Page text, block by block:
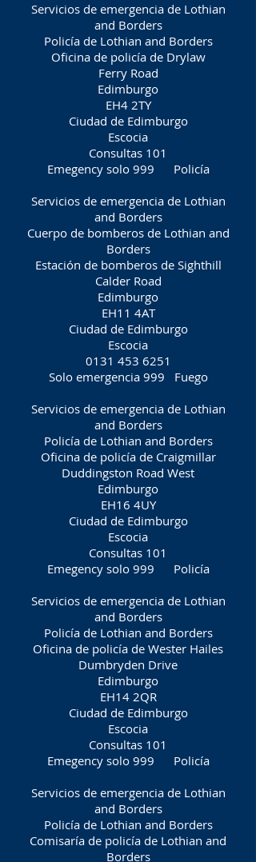
Servicios de emergencia de Lothian
and Borders
Policía de Lothian and Borders
Oficina de policía de Drylaw
Ferry Road
Edimburgo
EH4 2TY
Ciudad de Edimburgo
Escocia
Consultas 101
Emegency solo 999
Policía
Servicios de emergencia de Lothian
and Borders
Cuerpo de bomberos de Lothian and
Borders
Estación de bomberos de Sighthill
Calder Road
Edimburgo
EH11 4AT
Ciudad de Edimburgo
Escocia
0131 453 6251
Solo emergencia 999
Fuego
Servicios de emergencia de Lothian
and Borders
Policía de Lothian and Borders
Oficina de policía de Craigmillar
Duddingston Road West
Edimburgo
EH16 4UY
Ciudad de Edimburgo
Escocia
Consultas 101
Emegency solo 999
Policía
Servicios de emergencia de Lothian
and Borders
Policía de Lothian and Borders
Oficina de policía de Wester Hailes
Dumbryden Drive
Edimburgo
EH14 2QR
Ciudad de Edimburgo
Escocia
Consultas 101
Emegency solo 999
Policía
Servicios de emergencia de Lothian
and Borders
Policía de Lothian and Borders
Comisaría de policía de Lothian and
Borders